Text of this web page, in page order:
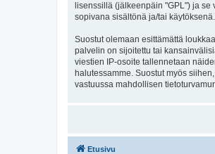
lisenssillä (jälkeenpäin "GPL") ja
sopivana sisältönä ja/tai
Suostut olemaan esittämättä
palvelin on sijoitettu tai
viestien IP-osoite tallennetaan
halutessamme. Suostut myös
vastuussa mahdollisen
Etusivu